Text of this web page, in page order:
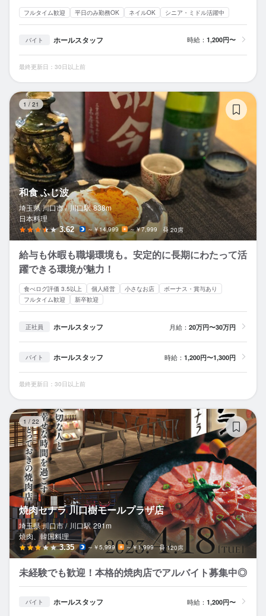
フルタイム歓迎 平日のみ勤務OK ネイルOK シニア・ミドル活躍中
バイト ホールスタッフ 時給： 1,200円〜
最終更新日：30日以上前
1 / 21
和食 ふじ波
埼玉県 川口市 / 川口駅 838m
日本料理
3.62 ～￥14,999 ～￥7,999 20席
給与も休暇も職場環境も。安定的に長期にわたって活
躍できる環境が魅力！
食べログ評価 3.5以上 個人経営 小さなお店
ボーナス・賞与あり
フルタイム歓迎
新卒歓迎
正社員 ホールスタッフ 月給： 20万円〜30万円
バイト ホールスタッフ 時給： 1,200円〜1,300円
最終更新日：30日以上前
1 / 22
焼肉セナラ 川口樹モールプラザ店
埼玉県 川口市 / 川口駅 291m
焼肉、韓国料理
3.35 ～￥5,999 ～￥1,999 120席
未経験でも歓迎！本格的焼肉店でアルバイト募集中◎
バイト ホールスタッフ 時給： 1,200円〜